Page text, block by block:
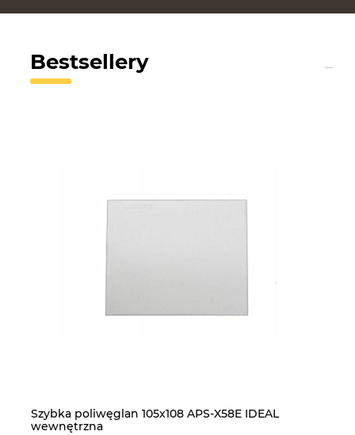
Bestsellery
Szybka poliwęglan 105x108 APS-X58E IDEAL
wewnętrzna